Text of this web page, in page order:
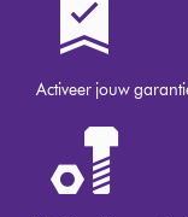
Activeer jouw